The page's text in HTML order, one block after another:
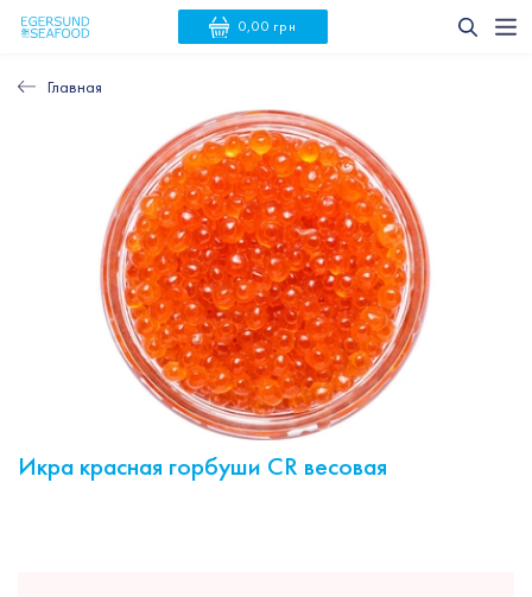
0,00 грн
Главная
Икра красная горбуши CR весовая